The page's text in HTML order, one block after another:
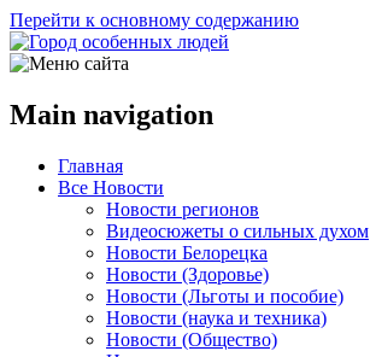
Перейти к основному содержанию
Main navigation
Главная
Все Новости
Новости регионов
Видеосюжеты о сильных духом
Новости Белорецка
Новости (Здоровье)
Новости (Льготы и пособие)
Новости (наука и техника)
Новости (Общество)